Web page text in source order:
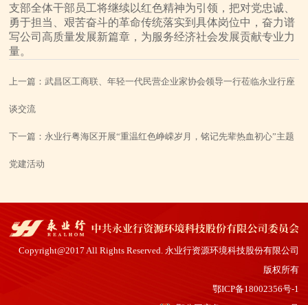
支部全体干部员工将继续以红色精神为引领，把对党忠诚、
勇于担当、艰苦奋斗的革命传统落实到具体岗位中，奋力谱
写公司高质量发展新篇章，为服务经济社会发展贡献专业力
量。
上一篇：武昌区工商联、年轻一代民营企业家协会领导一行莅临永业行座
谈交流
下一篇：永业行粤海区开展“重温红色峥嵘岁月，铭记先辈热血初心”主题
党建活动
Copyright@2017 All Rights Reserved. 永业行资源环境科技股份有限公司
版权所有
鄂ICP备18002356号-1